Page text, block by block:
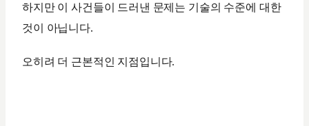
하지만 이 사건들이 드러낸 문제는 기술의 수준에 대한
것이 아닙니다.
오히려 더 근본적인 지점입니다.